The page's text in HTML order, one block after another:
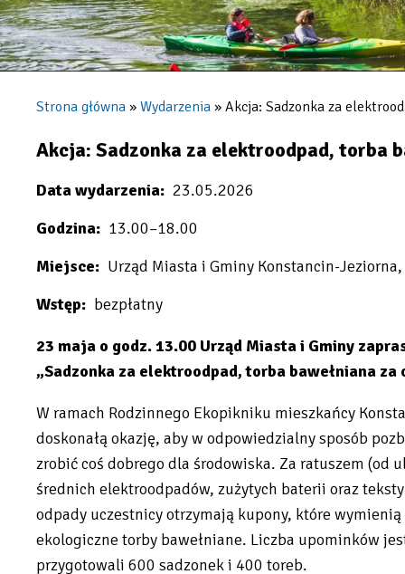
Jeziorna
nawigacyjna
Strona główna Wydarzenia Akcja: Sadzonka za
Akcja: Sadzonka za elektroodpad, torba
Data wydarzenia
23.05.2026
Godzina
13.00–18.00
Miejsce
Urząd Miasta i Gminy Konstancin-
Wstęp
bezpłatny
23 maja o godz. 13.00 Urząd Miasta i Gminy
„Sadzonka za elektroodpad, torba bawełniana
W ramach Rodzinnego Ekopikniku mieszkańcy
doskonałą okazję, aby w odpowiedzialny sposób
zrobić coś dobrego dla środowiska. Za ratuszem (od
średnich elektroodpadów, zużytych baterii oraz
odpady uczestnicy otrzymają kupony, które
ekologiczne torby bawełniane. Liczba upominków
przygotowali 600 sadzonek i 400 toreb.